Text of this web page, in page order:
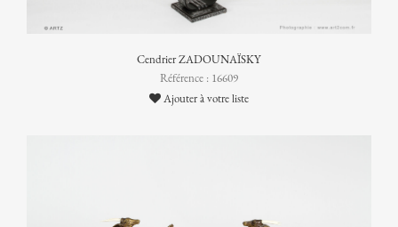
Cendrier ZADOUNAÏSKY
Référence : 16609
Ajouter à votre liste